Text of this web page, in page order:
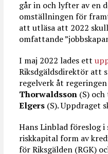
går in och lyfter av en
omställningen för
att utläsa att 2022
omfattande
I maj 2022 lades ett
Riksdgäldsdirektör att
regelverk åt
Thorwaldsson (S)
Elgers (S). Uppdraget
Hans Linblad föreslog
riskkapital form av
för Riksgälden (RGK)